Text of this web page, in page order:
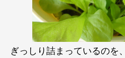
ぎっしり詰まっているのを